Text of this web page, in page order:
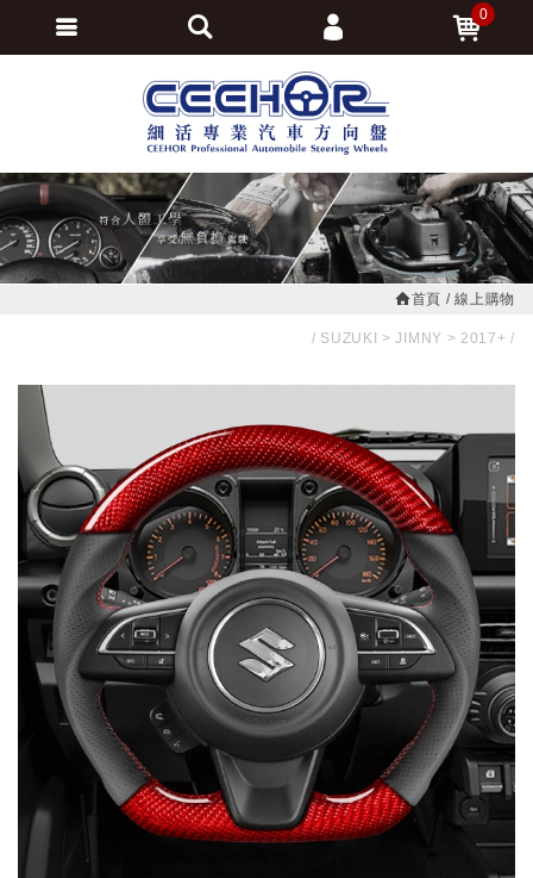
首頁 線上購物
SUZUKI JIMNY 2017+
0
會員登入
會員註冊
訂單查詢
追蹤清單
繁體中文